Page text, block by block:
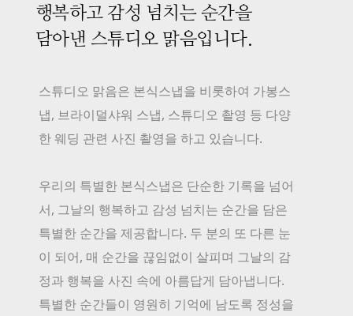
행복하고 감성 넘치는 순간을
담아낸 스튜디오 맑음입니다.
스튜디오 맑음은 본식스냅을 비롯하여 가봉스
냅, 브라이덜샤워 스냅, 스튜디오 촬영 등 다양
한 웨딩 관련 사진 촬영을 하고 있습니다.
우리의 특별한 본식스냅은 단순한 기록을 넘어
서, 그날의 행복하고 감성 넘치는 순간을 담은
특별한 순간을 제공합니다. 두 분의 또 다른 눈
이 되어, 매 순간을 끊임없이 살피며 그날의 감
정과 행복을 사진 속에 아름답게 담아냅니다.
특별한 순간들이 영원히 기억에 남도록 정성을